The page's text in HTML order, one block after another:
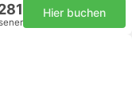
Hier buchen